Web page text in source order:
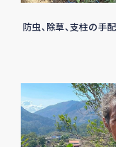
防虫、除草、支柱の手